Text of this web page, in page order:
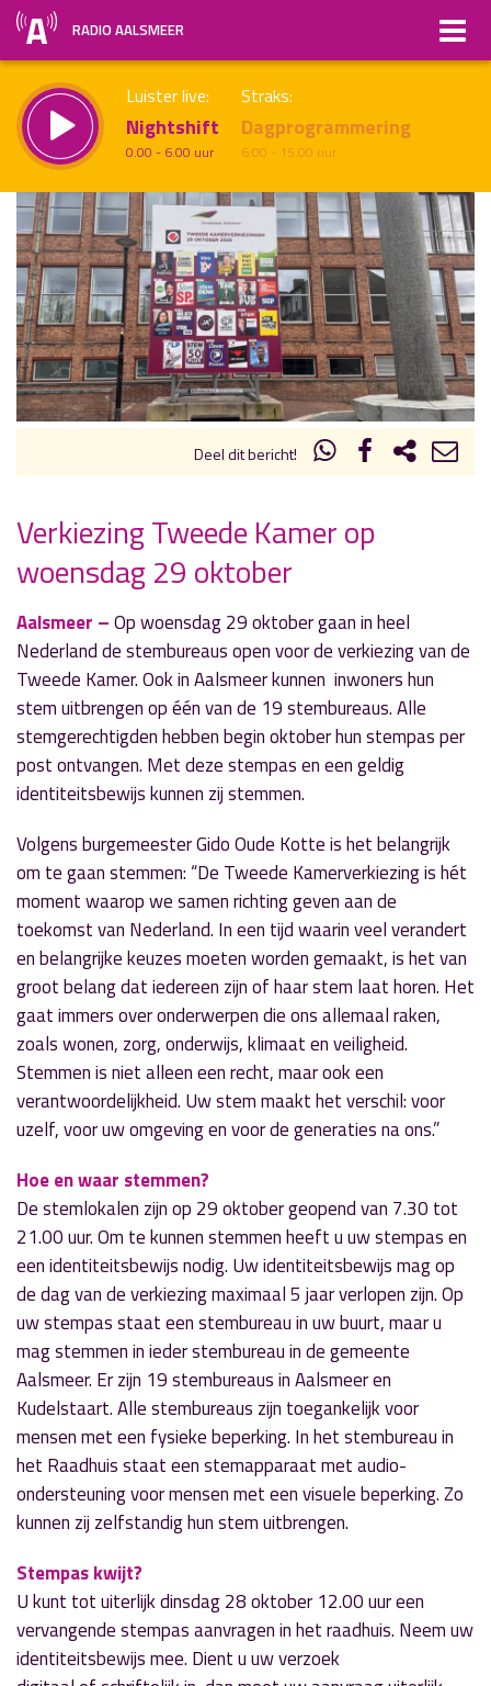
RADIO AALSMEER
Luister live:
Nightshift
0.00 - 6.00 uur
Straks:
Dagprogrammering
6.00 - 15.00 uur
Vorig uur uur 1 van x Volgend uur
Inklappen
Deel dit bericht!
« Vorig nieuwsbericht
Historische Tuin Aalsmeer organiseert eerste
Vaartuigenweekend
7 oktober 2025
» Volgend nieuwsbericht
Inwoners denken mee over toekomst van
Aalsmeer en Kudelstaart
7 oktober 2025
Verkiezing Tweede Kamer op
woensdag 29 oktober
Aalsmeer –Op woensdag 29 oktober gaan in heel
Nederland de stembureaus open voor de verkiezing van de
Tweede Kamer. Ook in Aalsmeer kunnen inwoners hun
stem uitbrengen op één van de 19 stembureaus. Alle
stemgerechtigden hebben begin oktober hun stempas per
post ontvangen. Met deze stempas en een geldig
identiteitsbewijs kunnen zij stemmen.
Volgens burgemeester Gido Oude Kotte is het belangrijk
om te gaan stemmen: “De Tweede Kamerverkiezing is hét
moment waarop we samen richting geven aan de
toekomst van Nederland. In een tijd waarin veel verandert
en belangrijke keuzes moeten worden gemaakt, is het van
groot belang dat iedereen zijn of haar stem laat horen. Het
gaat immers over onderwerpen die ons allemaal raken,
zoals wonen, zorg, onderwijs, klimaat en veiligheid.
Stemmen is niet alleen een recht, maar ook een
verantwoordelijkheid. Uw stem maakt het verschil: voor
uzelf, voor uw omgeving en voor de generaties na ons.”
Hoe en waar stemmen?
De stemlokalen zijn op 29 oktober geopend van 7.30 tot
21.00 uur. Om te kunnen stemmen heeft u uw stempas en
een identiteitsbewijs nodig. Uw identiteitsbewijs mag op
de dag van de verkiezing maximaal 5 jaar verlopen zijn. Op
uw stempas staat een stembureau in uw buurt, maar u
mag stemmen in ieder stembureau in de gemeente
Aalsmeer. Er zijn 19 stembureaus in Aalsmeer en
Kudelstaart. Alle stembureaus zijn toegankelijk voor
mensen met een fysieke beperking. In het stembureau in
het Raadhuis staat een stemapparaat met audio-
ondersteuning voor mensen met een visuele beperking. Zo
kunnen zij zelfstandig hun stem uitbrengen.
Stempas kwijt?
U kunt tot uiterlijk dinsdag 28 oktober 12.00 uur een
vervangende stempas aanvragen in het raadhuis. Neem uw
identiteitsbewijs mee. Dient u uw verzoek